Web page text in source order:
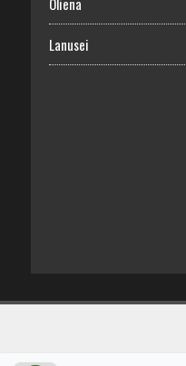
Lanusei